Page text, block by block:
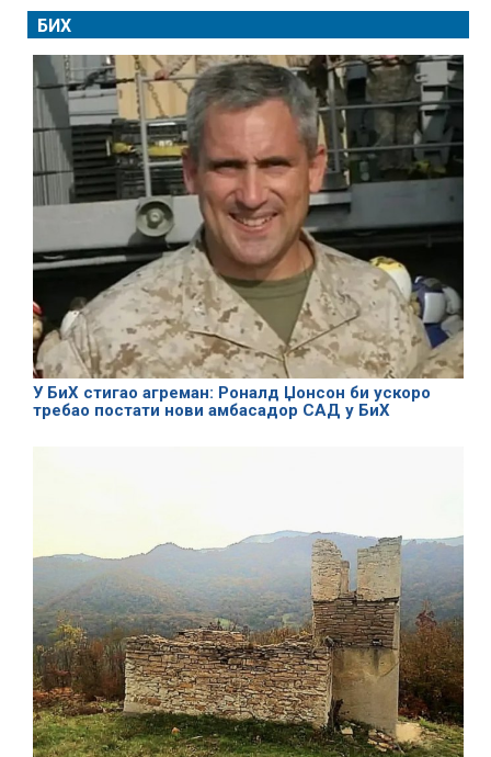
БИХ
У БиХ стигао агреман: Роналд Џонсон би ускоро
требао постати нови амбасадор САД у БиХ